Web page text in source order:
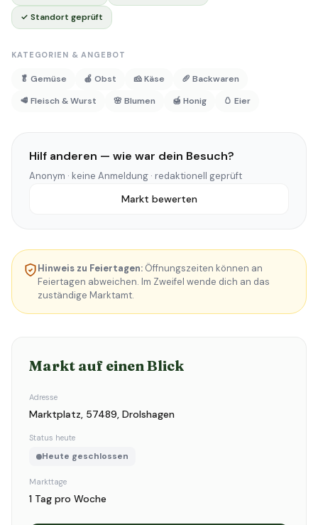
✓ Standort geprüft
KATEGORIEN & ANGEBOT
🥬 Gemüse 🍎 Obst 🧀 Käse
🥖 Backwaren
🥩 Fleisch & Wurst
🌸 Blumen 🍯 Honig 🥚 Eier
Hilf anderen — wie war dein Besuch?
Anonym · keine Anmeldung · redaktionell geprüft
Markt bewerten
Hinweis zu Feiertagen: Öffnungszeiten können an
Feiertagen abweichen. Im Zweifel wende dich an das
zuständige Marktamt.
Markt auf einen Blick
Adresse
Marktplatz, 57489, Drolshagen
Status heute
Heute geschlossen
Markttage
1 Tag pro Woche